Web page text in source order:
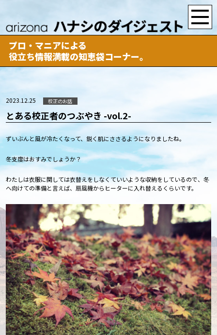
プロ・マニアによる
役立ち情報満載の知恵袋コーナー。
2023.12.25 校正のお話
とある校正者のつぶやき -vol.2-
ずいぶんと風が冷たくなって、鋭く肌にささるようになりましたね。
冬支度はおすみでしょうか？
わたしは衣服に関しては衣替えをしなくていいような収納をしているので、冬
へ向けての準備と言えば、扇風機からヒーターに入れ替えるくらいです。